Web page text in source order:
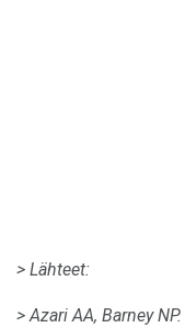
> Lähteet:
> Azari AA, Barney NP.